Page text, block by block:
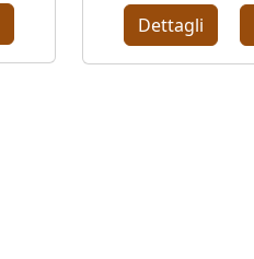
Dettagli